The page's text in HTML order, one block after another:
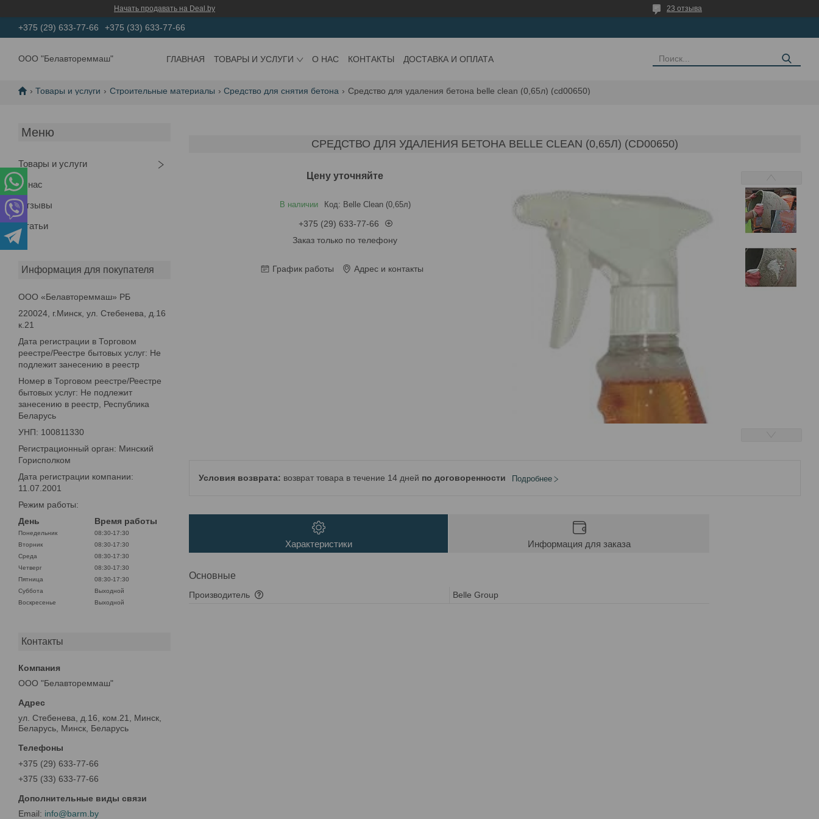
Начать продавать на Deal.by 23 отзыва
+375 (29) 633-77-66 +375 (33) 633-77-66
ООО "Белавтореммаш" ГЛАВНАЯ ТОВАРЫ И УСЛУГИ О НАС КОНТАКТЫ ДОСТАВКА И ОПЛАТА
Товары и услуги Строительные материалы Средство для снятия бетона Средство для удаления бетона belle clean (0,65л) (cd00650)
Товары и услуги
О нас
Отзывы
Статьи
Информация для покупателя
ООО «Белавтореммаш» РБ
220024, г.Минск, ул. Стебенева, д.16
к.21
Дата регистрации в Торговом
реестре/Реестре бытовых услуг: Не
подлежит занесению в реестр
Номер в Торговом реестре/Реестре
бытовых услуг: Не подлежит
занесению в реестр, Республика
Беларусь
УНП: 100811330
Регистрационный орган: Минский
Горисполком
Дата регистрации компании:
11.07.2001
Режим работы:
День
Время работы
Понедельник
08:30-17:30
Вторник
08:30-17:30
Среда
08:30-17:30
Четверг
08:30-17:30
Пятница
08:30-17:30
Суббота
Выходной
Воскресенье
Выходной
Контакты
ООО "Белавтореммаш"
ул. Стебенева, д.16, ком.21, Минск,
Беларусь, Минск, Беларусь
+375 (29) 633-77-66
+375 (33) 633-77-66
info@barm.by
СРЕДСТВО ДЛЯ УДАЛЕНИЯ БЕТОНА BELLE CLEAN (0,65Л) (CD00650)
Цену уточняйте
В наличии Код: Belle Clean (0,65л)
+375 (29) 633-77-66
Заказ только по телефону
График работы Адрес и контакты
возврат товара в течение 14 дней по договоренности Подробнее
Характеристики Информация для заказа
Основные
Производитель Belle Group